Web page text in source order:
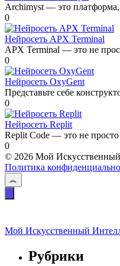
Archimyst — это платформа,
0
Нейросеть APX Terminal
APX Terminal — это не
0
Нейросеть OxyGent
Представьте себе
0
Нейросеть Replit
Replit Code — это не просто
0
© 2026 Мой
Политика
Мой Искусственный
Рубрики